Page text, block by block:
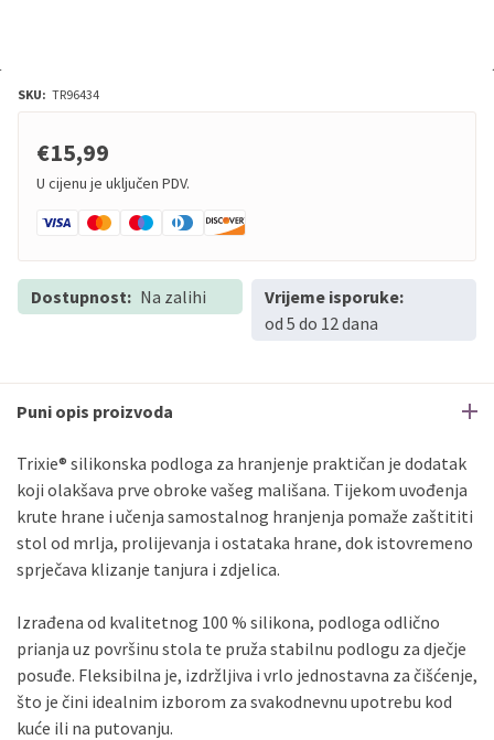
SKU: TR96434
€15,99
U cijenu je uključen PDV.
Dostupnost: Na zalihi
Vrijeme isporuke:
od 5 do 12 dana
Puni opis proizvoda
Trixie® silikonska podloga za hranjenje praktičan je dodatak
koji olakšava prve obroke vašeg mališana. Tijekom uvođenja
krute hrane i učenja samostalnog hranjenja pomaže zaštititi
stol od mrlja, prolijevanja i ostataka hrane, dok istovremeno
sprječava klizanje tanjura i zdjelica.
Izrađena od kvalitetnog 100 % silikona, podloga odlično
prianja uz površinu stola te pruža stabilnu podlogu za dječje
posuđe. Fleksibilna je, izdržljiva i vrlo jednostavna za čišćenje,
što je čini idealnim izborom za svakodnevnu upotrebu kod
kuće ili na putovanju.